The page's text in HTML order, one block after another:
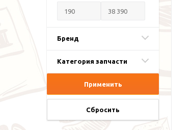
Бренд
Категория запчасти
Применить
Сбросить